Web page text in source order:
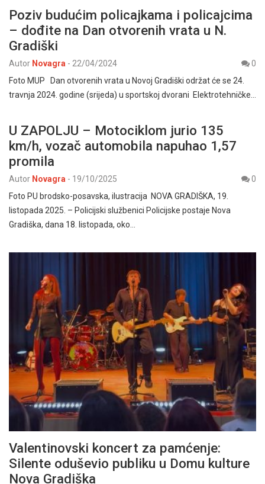
Poziv budućim policajkama i policajcima
– dođite na Dan otvorenih vrata u N.
Gradiški
Autor Novagra - 22/04/2024
0
Foto MUP Dan otvorenih vrata u Novoj Gradiški održat će se 24.
travnja 2024. godine (srijeda) u sportskoj dvorani Elektrotehničke…
U ZAPOLJU – Motociklom jurio 135
km/h, vozač automobila napuhao 1,57
promila
Autor Novagra - 19/10/2025
0
Foto PU brodsko-posavska, ilustracija NOVA GRADIŠKA, 19.
listopada 2025. – Policijski službenici Policijske postaje Nova
Gradiška, dana 18. listopada, oko…
Valentinovski koncert za pamćenje:
Silente oduševio publiku u Domu kulture
Nova Gradiška